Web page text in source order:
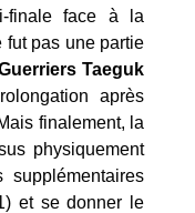
finale face à la
fut pas une partie
Taeguk
après
finalement, la
physiquement
et se donner le